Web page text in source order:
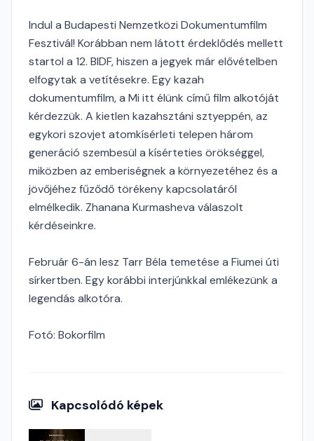
Indul a Budapesti Nemzetközi Dokumentumfilm
Fesztivál! Korábban nem látott érdeklődés mellett
startol a 12. BIDF, hiszen a jegyek már elővételben
elfogytak a vetítésekre. Egy kazah
dokumentumfilm, a Mi itt élünk című film alkotóját
kérdezzük. A kietlen kazahsztáni sztyeppén, az
egykori szovjet atomkísérleti telepen három
generáció szembesül a kísérteties örökséggel,
miközben az emberiségnek a környezetéhez és a
jövőjéhez fűződő törékeny kapcsolatáról
elmélkedik. Zhanana Kurmasheva válaszolt
kérdéseinkre.
Február 6-án lesz Tarr Béla temetése a Fiumei úti
sírkertben. Egy korábbi interjúnkkal emlékezünk a
legendás alkotóra.
Fotó: Bokorfilm
Kapcsolódó képek